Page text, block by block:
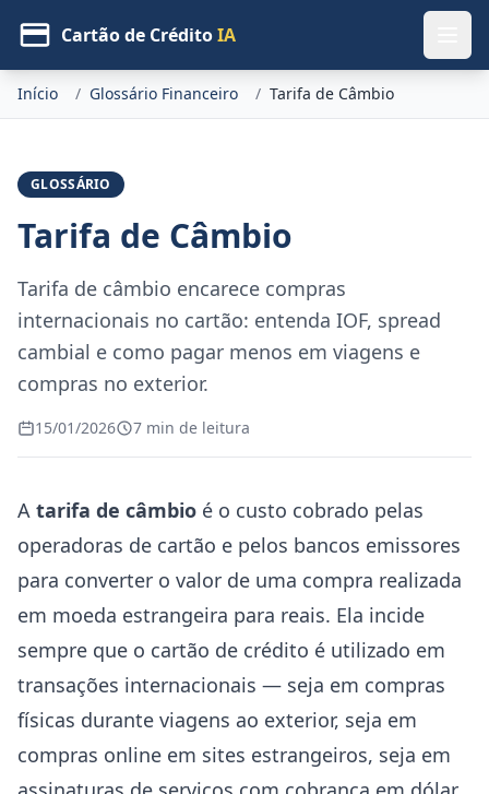
Cartão de CréditoIA
Início / Glossário Financeiro / Tarifa de Câmbio
GLOSSÁRIO
Tarifa de Câmbio
Tarifa de câmbio encarece compras
internacionais no cartão: entenda IOF, spread
cambial e como pagar menos em viagens e
compras no exterior.
15/01/2026 7 min de leitura
A tarifa de câmbio é o custo cobrado pelas
operadoras de cartão e pelos bancos emissores
para converter o valor de uma compra realizada
em moeda estrangeira para reais. Ela incide
sempre que o cartão de crédito é utilizado em
transações internacionais — seja em compras
físicas durante viagens ao exterior, seja em
compras online em sites estrangeiros, seja em